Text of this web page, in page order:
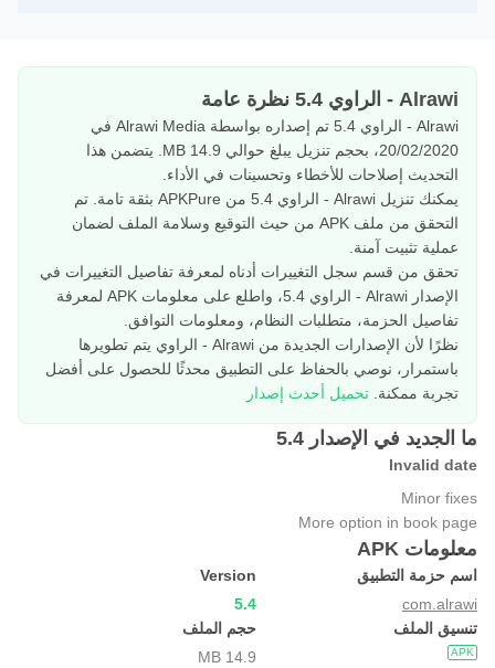
Alrawi - الراوي 5.4 نظرة عامة
Alrawi - الراوي 5.4 تم إصداره بواسطة Alrawi Media في
20/02/2020، بحجم تنزيل يبلغ حوالي 14.9 MB. يتضمن هذا
التحديث إصلاحات للأخطاء وتحسينات في الأداء.
يمكنك تنزيل Alrawi - الراوي 5.4 من APKPure بثقة تامة. تم
التحقق من ملف APK من حيث التوقيع وسلامة الملف لضمان
عملية تثبيت آمنة.
تحقق من قسم سجل التغييرات أدناه لمعرفة تفاصيل التغييرات في
الإصدار Alrawi - الراوي 5.4، واطلع على معلومات APK لمعرفة
تفاصيل الحزمة، متطلبات النظام، ومعلومات التوافق.
نظرًا لأن الإصدارات الجديدة من Alrawi - الراوي يتم تطويرها
باستمرار، نوصي بالحفاظ على التطبيق محدثًا للحصول على أفضل
تجربة ممكنة. تحميل أحدث إصدار
ما الجديد في الإصدار 5.4
Invalid date
Minor fixes
More option in book page
معلومات APK
اسم حزمة التطبيق
com.alrawi
Version
5.4
تنسيق الملف
APK
حجم الملف
14.9 MB